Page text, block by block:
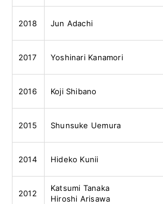
2018 Jun Adachi
2017 Yoshinari Kanamori
2016 Koji Shibano
2015 Shunsuke Uemura
2014 Hideko Kunii
2012
Katsumi Tanaka
Hiroshi Arisawa